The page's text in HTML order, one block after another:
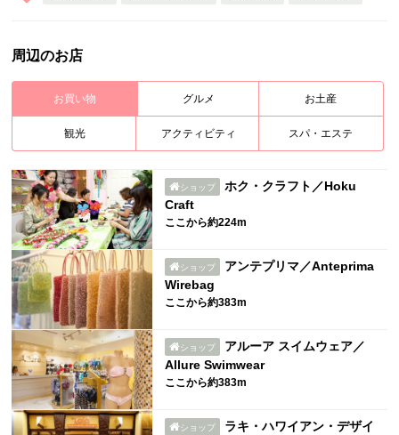
周辺のお店
お買い物 グルメ お土産
観光 アクティビティ スパ・エステ
ショップ
ホク・クラフト／Hoku
Craft
ここから約224m
ショップ
アンテプリマ／Anteprima
Wirebag
ここから約383m
ショップ
アルーア スイムウェア／
Allure Swimwear
ここから約383m
ショップ
ラキ・ハワイアン・デザイ